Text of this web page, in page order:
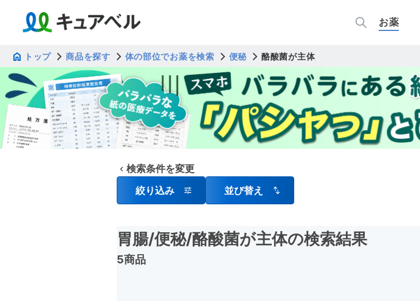
お薬
トップ 商品を探す 体の部位でお薬を検索 便秘 酪酸菌が主体
検索条件を変更
絞り込み
並び替え
胃腸/便秘/酪酸菌が主体の検索結果
5商品